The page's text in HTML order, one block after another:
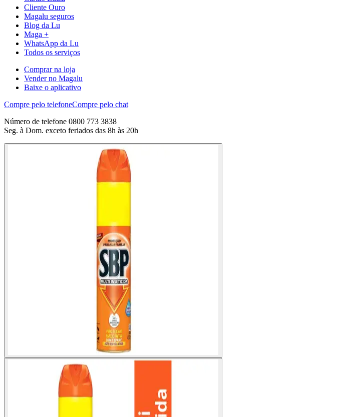
Cliente Ouro
Magalu seguros
Blog da Lu
Maga +
WhatsApp da Lu
Todos os serviços
Comprar na loja
Vender no Magalu
Baixe o aplicativo
Compre pelo telefoneCompre pelo chat
Número de telefone 0800 773 3838
Seg. à Dom. exceto feriados das 8h às 20h